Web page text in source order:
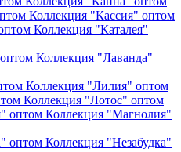
Коллекция "Кассия" оптом
Коллекция "Каталея"
Коллекция "Лаванда"
Коллекция "Лилия" оптом
Коллекция "Лотос" оптом
Коллекция "Магнолия"
Коллекция "Незабудка"